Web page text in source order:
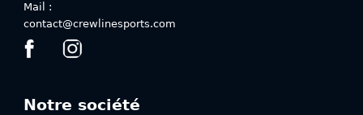
Mail :
contact@crewlinesports.com
Notre société